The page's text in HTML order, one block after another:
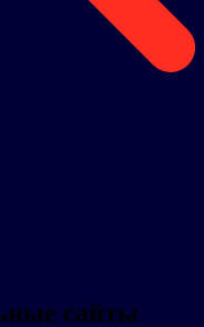
сайты